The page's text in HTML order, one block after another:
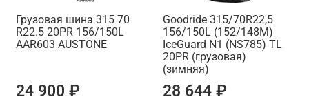
Грузовая шина 315 70
R22.5 20PR 156/150L
AAR603 AUSTONE
24 900 ₽
Goodride 315/70R22,5
156/150L (152/148M)
IceGuard N1 (NS785) TL
20PR (грузовая)
(зимняя)
28 644 ₽